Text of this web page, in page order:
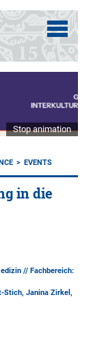
Stop animation
EVENTS
in die
// Fachbereich:
Stich, Janina Zirkel,